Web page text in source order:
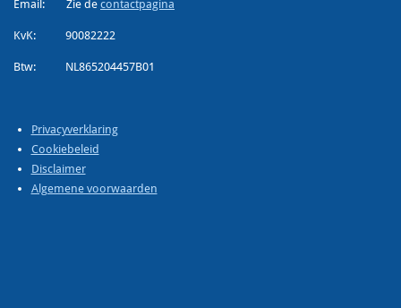
I
n
e
Email: Zie de contactpagina
KvK: 90082222
Btw: NL865204457B01
Privacyverklaring
Cookiebeleid
Disclaimer
Algemene voorwaarden